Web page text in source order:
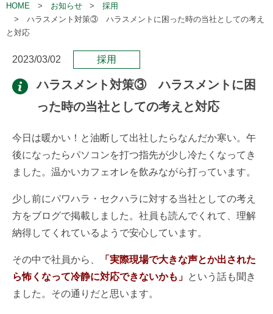
HOME お知らせ
採用
ハラスメント対策③ ハラスメントに困った時の当社としての考え
と対応
2023/03/02 採用
ハラスメント対策③ ハラスメントに困
った時の当社としての考えと対応
今日は暖かい！と油断して出社したらなんだか寒い。午
後になったらパソコンを打つ指先が少し冷たくなってき
ました。温かいカフェオレを飲みながら打っています。
少し前にパワハラ・セクハラに対する当社としての考え
方をブログで掲載しました。社員も読んでくれて、理解
納得してくれているようで安心しています。
その中で社員から、
「実際現場で大きな声とか出された
ら怖くなって冷静に対応できないかも」 という話も聞き
ました。その通りだと思います。